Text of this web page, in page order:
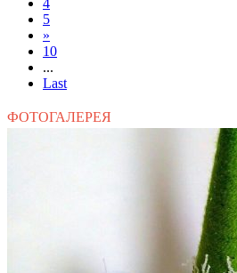
4
5
»
10
...
Last
ФОТОГАЛЕРЕЯ